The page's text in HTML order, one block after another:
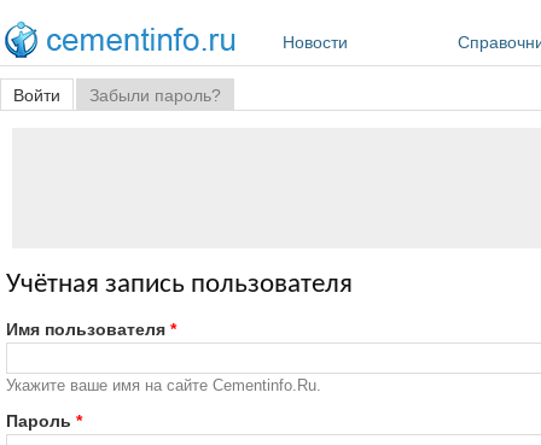
Новости
Главные вкладки
Войти (активная вкладка)
Забыли пароль?
Учётная запись пользователя
Имя пользователя *
Укажите ваше имя на сайте Cementinfo.Ru.
Пароль *